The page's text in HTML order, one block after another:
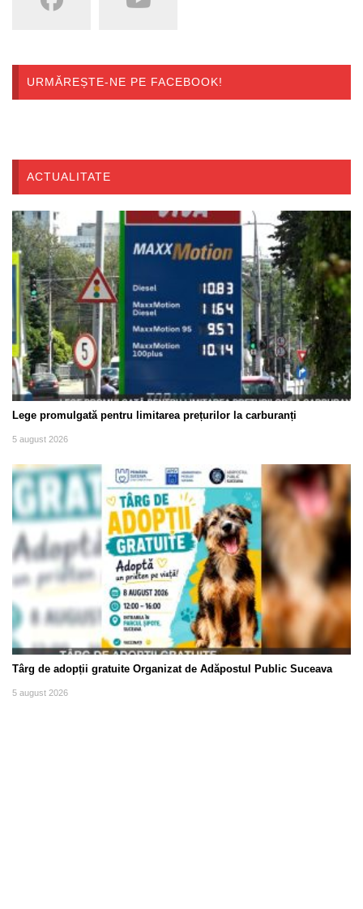
URMĂREȘTE-NE PE FACEBOOK!
ACTUALITATE
Lege promulgată pentru limitarea prețurilor la carburanți
5 august 2026
Târg de adopții gratuite Organizat de Adăpostul Public Suceava
5 august 2026